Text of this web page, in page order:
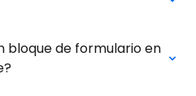
bloque de formulario en